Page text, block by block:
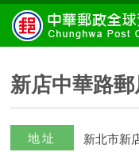
新店中華路
地址 新北市新